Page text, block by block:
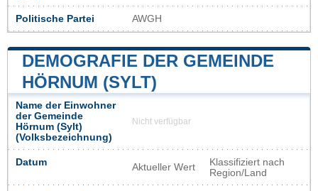
Politische Partei AWGH
DEMOGRAFIE DER GEMEINDE
HÖRNUM (SYLT)
Name der Einwohner
der Gemeinde
Hörnum (Sylt)
(Volksbezeichnung)
Nicht verfügbar
Datum Aktueller Wert
Klassifiziert nach
Region/Land